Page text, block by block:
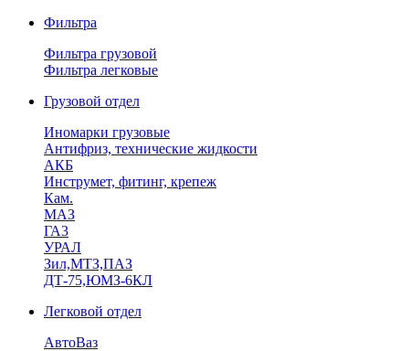
Фильтра
Фильтра грузовой
Фильтра легковые
Грузовой отдел
Иномарки грузовые
Антифриз, технические жидкости
АКБ
Инструмет, фитинг, крепеж
Кам.
МАЗ
ГА3
УРАЛ
Зил,МТЗ,ПАЗ
ДТ-75,ЮМЗ-6КЛ
Легковой отдел
АвтоВаз